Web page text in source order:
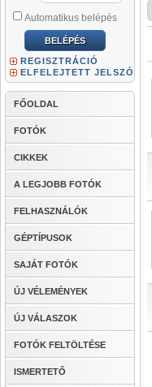
Automatikus belépés
REGISZTRÁCIÓ
ELFELEJTETT JELSZÓ
FŐOLDAL
FOTÓK
CIKKEK
A LEGJOBB FOTÓK
FELHASZNÁLÓK
GÉPTÍPUSOK
SAJÁT FOTÓK
ÚJ VÉLEMÉNYEK
ÚJ VÁLASZOK
FOTÓK FELTÖLTÉSE
ISMERTETŐ